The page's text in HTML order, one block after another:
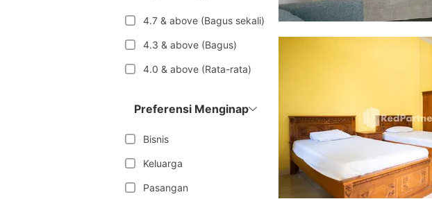
4.7 & above (Bagus sekali)
4.3 & above (Bagus)
4.0 & above (Rata-rata)
Preferensi Menginap
Bisnis
Keluarga
Pasangan